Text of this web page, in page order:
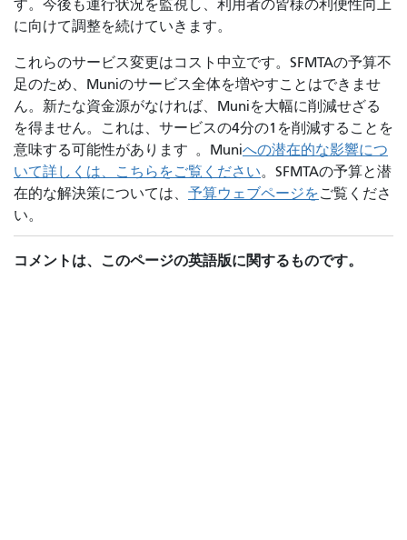
す。今後も運行状況を監視し、利用者の皆様の利便性向上
に向けて調整を続けていきます。
これらのサービス変更はコスト中立です。SFMTAの予算不
足のため、Muniのサービス全体を増やすことはできませ
ん。新たな資金源がなければ、Muniを大幅に削減せざる
を得ません。これは、サービスの4分の1を削減することを
意味する可能性があります 。Muniへの潜在的な影響につ
いて詳しくは、こちらをご覧ください。SFMTAの予算と潜
在的な解決策については、 予算ウェブページをご覧くださ
い。
コメントは、このページの英語版に関するものです。